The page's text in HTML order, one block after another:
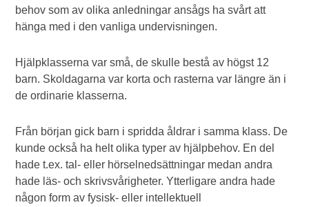
behov som av olika anledningar ansågs ha svårt att
hänga med i den vanliga undervisningen.
Hjälpklasserna var små, de skulle bestå av högst 12
barn. Skoldagarna var korta och rasterna var längre än i
de ordinarie klasserna.
Från början gick barn i spridda åldrar i samma klass. De
kunde också ha helt olika typer av hjälpbehov. En del
hade t.ex. tal- eller hörselnedsättningar medan andra
hade läs- och skrivsvårigheter. Ytterligare andra hade
någon form av fysisk- eller intellektuell